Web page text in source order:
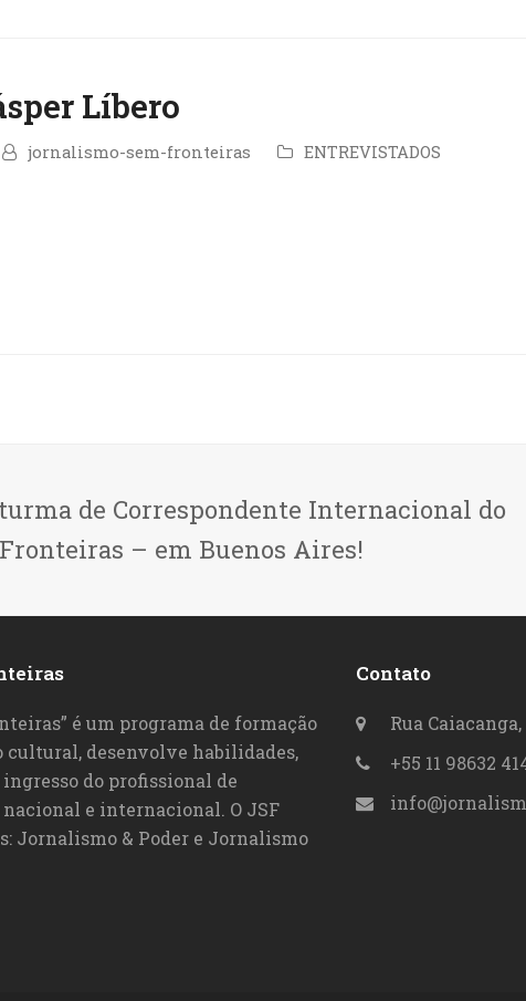
Líbero
jornalismo-sem-fronteiras
ENTREVISTADOS
turma de Correspondente Internacional do
– em Buenos Aires!
é um programa de formação
cultural, desenvolve habilidades,
do profissional de
e internacional. O JSF
Jornalismo & Poder e Jornalismo
Contato
Rua
+55 11 98632